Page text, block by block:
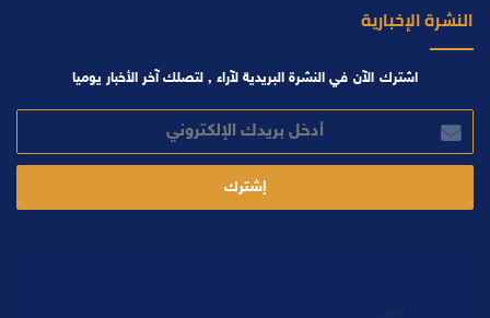
النشرة الإخبارية
اشترك الآن في النشرة البريدية لآراء , لتصلك آخر الأخبار يوميا
بريدك
الإلكتروني